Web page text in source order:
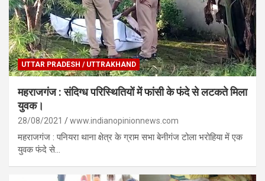
UTTAR PRADESH / UTTRAKHAND
महराजगंज : संदिग्ध परिस्थितियों में फांसी के फंदे से लटकते मिला
युवक।
28/08/2021 www.indianopinionnews.com
महराजगंज : पनियरा थाना क्षेत्र के ग्राम सभा बेनीगंज टोला भरोहिया में एक
युवक फंदे से…